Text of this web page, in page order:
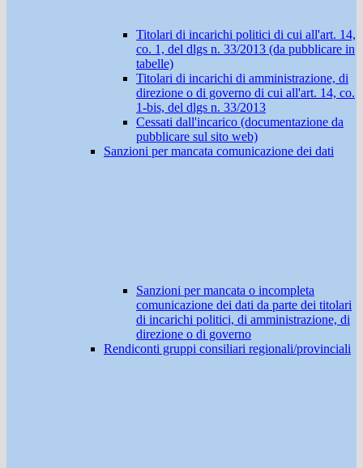
Titolari di incarichi politici di cui all'art. 14,
co. 1, del dlgs n. 33/2013 (da pubblicare in
tabelle)
Titolari di incarichi di amministrazione, di
direzione o di governo di cui all'art. 14, co.
1-bis, del dlgs n. 33/2013
Cessati dall'incarico (documentazione da
pubblicare sul sito web)
Sanzioni per mancata comunicazione dei dati
Sanzioni per mancata o incompleta
comunicazione dei dati da parte dei titolari
di incarichi politici, di amministrazione, di
direzione o di governo
Rendiconti gruppi consiliari regionali/provinciali